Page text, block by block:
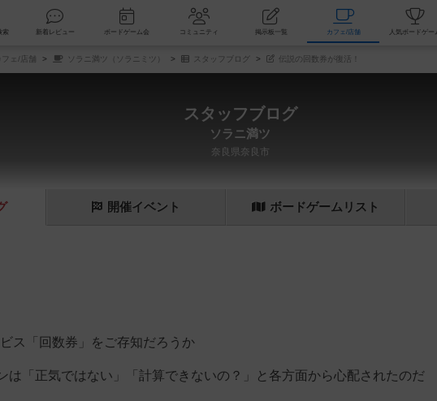
タベース 検索 新着レビュー ボードゲーム会 コミュニティ 掲示板一覧 カフェ/店舗
ェ/店舗 ソラニ満ツ（ソラニミツ） スタッフブログ 伝説の回数券が復活！
スタッフブログ
ソラニ満ツ
奈良県奈良市
開催イベント ボードゲーム リスト
ス「回数券」をご存知だろうか
は「正気ではない」「計算できないの？」と各方面から心配されたのだ